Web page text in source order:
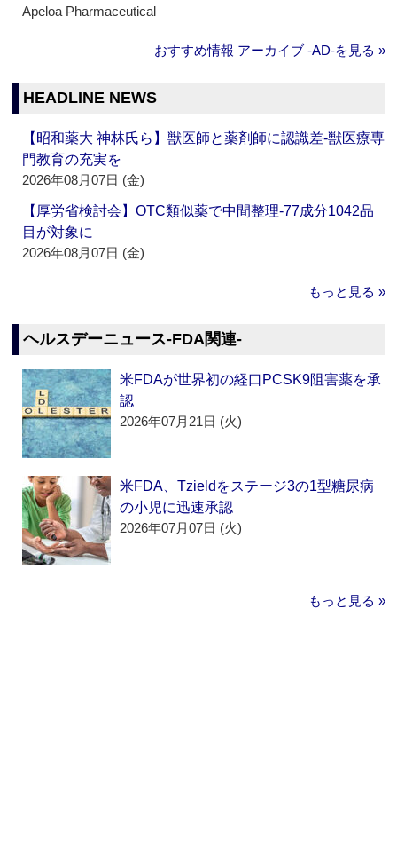
Apeloa Pharmaceutical
おすすめ情報 アーカイブ ‐AD‐を見る »
HEADLINE NEWS
【昭和薬大 神林氏ら】獣医師と薬剤師に認識差‐獣医療専
門教育の充実を
2026年08月07日 (金)
【厚労省検討会】OTC類似薬で中間整理‐77成分1042品
目が対象に
2026年08月07日 (金)
もっと見る »
ヘルスデーニュース‐FDA関連‐
米FDAが世界初の経口PCSK9阻害薬を承
認
2026年07月21日 (火)
米FDA、Tzieldをステージ3の1型糖尿病
の小児に迅速承認
2026年07月07日 (火)
もっと見る »